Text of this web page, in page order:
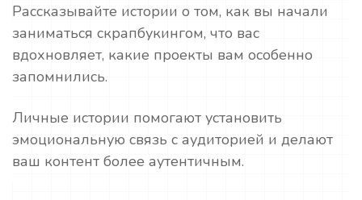
Рассказывайте истории о том, как вы начали
заниматься скрапбукингом, что вас
вдохновляет, какие проекты вам особенно
запомнились.
Личные истории помогают установить
эмоциональную связь с аудиторией и делают
ваш контент более аутентичным.